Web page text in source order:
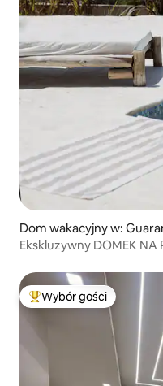
Dom wakacyjny w:
Ekskluzywny DOMEK NA
Najpopularniejsze z
Wybór gości